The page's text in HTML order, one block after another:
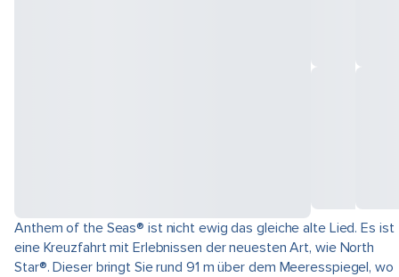
Anthem of the Seas® ist nicht ewig das gleiche alte Lied. Es ist
eine Kreuzfahrt mit Erlebnissen der neuesten Art, wie North
Star®. Dieser bringt Sie rund 91 m über dem Meeresspiegel, wo